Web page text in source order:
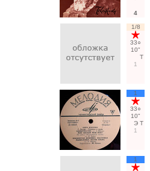
4
1/8
33○
10"
Т
1
1
33○
10"
Э Т
1
1